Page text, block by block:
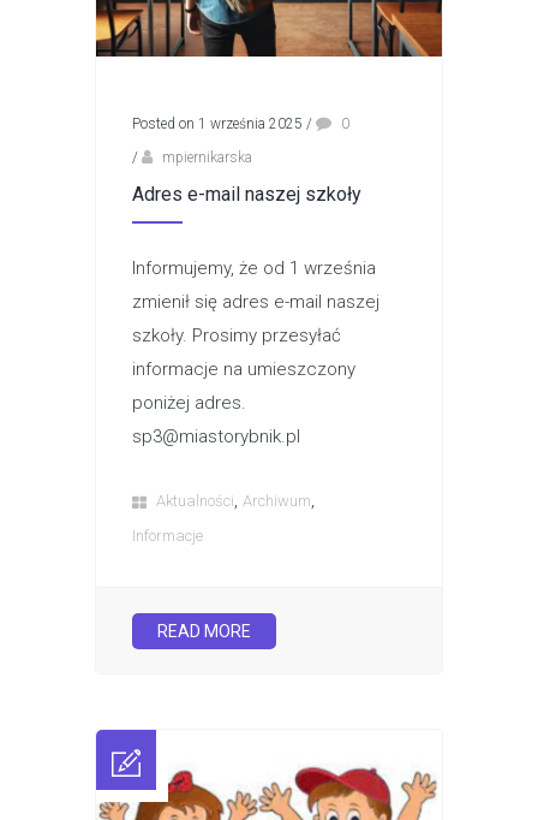
Posted on 1 września 2025 /
0
/
mpiernikarska
Adres e-mail naszej szkoły
Informujemy, że od 1 września
zmienił się adres e-mail naszej
szkoły. Prosimy przesyłać
informacje na umieszczony
poniżej adres.
sp3@miastorybnik.pl
Aktualności Archiwum
Informacje
READ MORE